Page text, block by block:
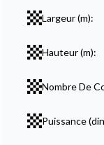
Largeur (m):
Hauteur (m):
Nombre De
Puissance